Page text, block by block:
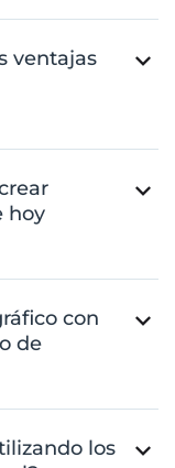
ventajas
hoy
con
de
los